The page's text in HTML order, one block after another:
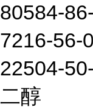
80584-
7216-56-
22504-
二醇